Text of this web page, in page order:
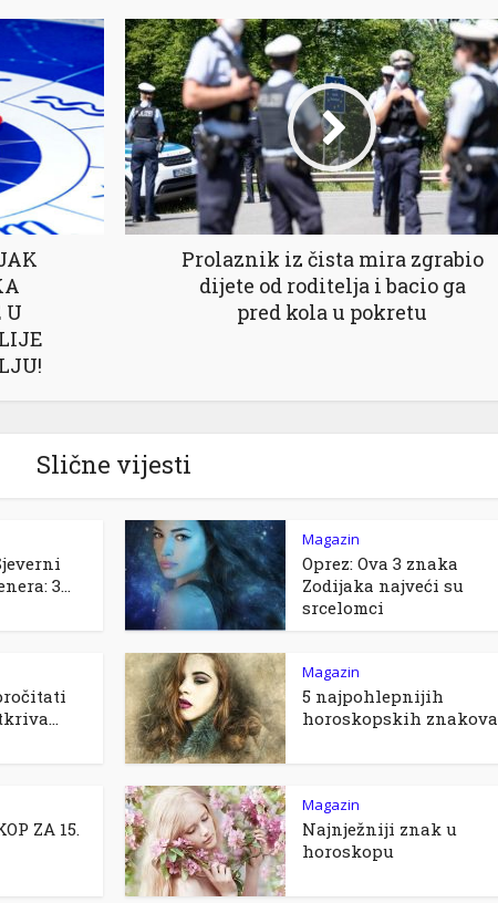
U
Prolaznik iz čista mira zgrabio
dijete od roditelja i bacio ga
pred kola u pokretu
Slične vijesti
3...
Magazin
Oprez: Ova 3 znaka
Zodijaka najveći su
srcelomci
Magazin
5 najpohlepnijih
horoskopskih znakova
ZA 15.
Magazin
Najnježniji znak u
horoskopu